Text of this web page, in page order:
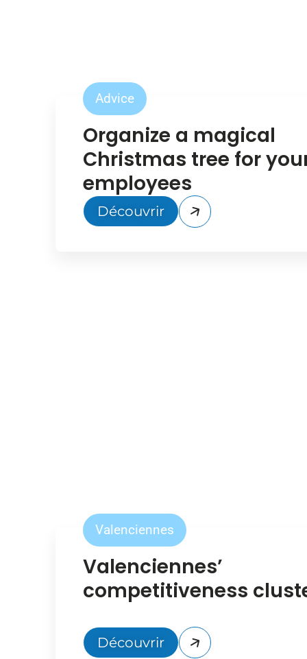
Advice
Organize a magical
Christmas tree for
employees
Découvrir
Valenciennes
Valenciennes’
competitiveness
Découvrir